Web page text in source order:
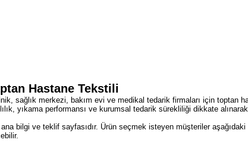
Hastane Tekstili
sağlık merkezi, bakım evi ve medikal tedarik firmaları için toptan
yıkama performansı ve kurumsal tedarik sürekliliği dikkate alınarak
bilgi ve teklif sayfasıdır. Ürün seçmek isteyen müşteriler aşağıdaki